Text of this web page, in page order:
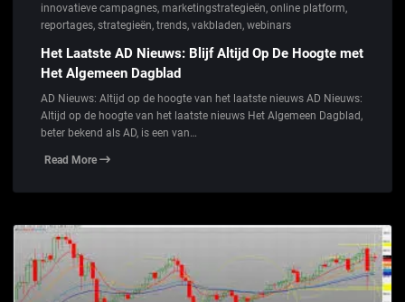
innovatieve campagnes, marketingstrategieën, online platform,
reportages, strategieën, trends, vakbladen, webinars
Het Laatste AD Nieuws: Blijf Altijd Op De Hoogte met
Het Algemeen Dagblad
AD Nieuws: Altijd op de hoogte van het laatste nieuws AD Nieuws:
Altijd op de hoogte van het laatste nieuws Het Algemeen Dagblad,
beter bekend als AD, is een van…
Read More